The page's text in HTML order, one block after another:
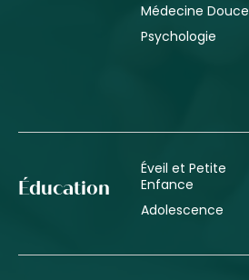
Médecine Douce
Psychologie
Éducation
Éveil et Petite
Enfance
Adolescence